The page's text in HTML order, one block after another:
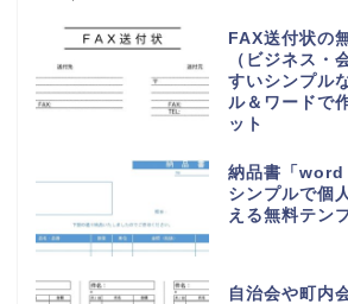
FAX送付状の
（ビジネス・
すいシンプル
ル＆ワードで
ット
納品書「word
シンプルで個
える無料テン
自治会や町内